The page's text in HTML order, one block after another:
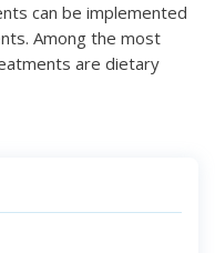
can be implemented
Among the most
are dietary